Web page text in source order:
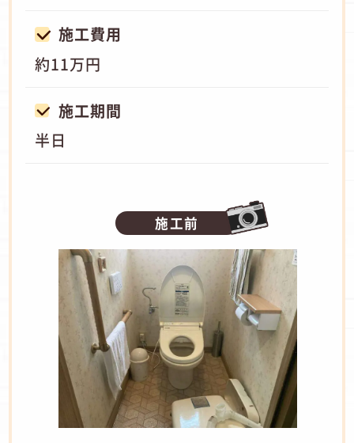
施工費用
約11万円
施工期間
半日
施工前